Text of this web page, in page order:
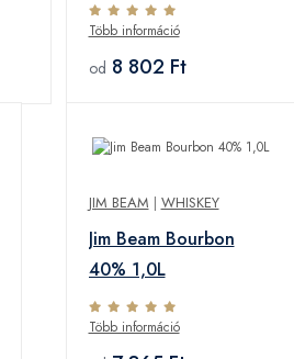
Több információ
od 8 802 Ft
JIM BEAM | WHISKEY
Jim Beam Bourbon
40% 1,0L
Több információ